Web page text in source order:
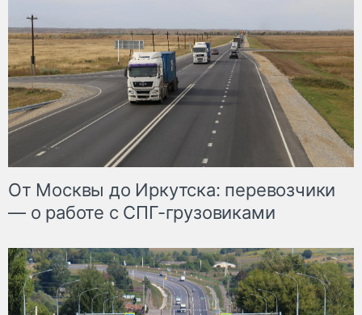
От Москвы до Иркутска: перевозчики
— о работе с СПГ-грузовиками